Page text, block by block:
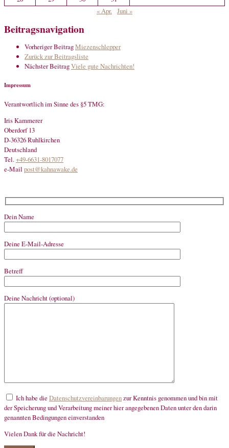
« Apr. Juni »
Beitragsnavigation
Vorheriger BeitragMiezenschlepper
Zurück zur Beitragsliste
Nächster BeitragViele gute Nachrichten!
Impressum
Verantwortlich im Sinne des §5 TMG:
Iris Kammerer
Oberdorf 13
D-36326 Ruhlkirchen
Deutschland
Tel.+49-6631-8017077
e-Mail post@kahnawake.de
Dein Name
Deine E-Mail-Adresse
Betreff
Deine Nachricht (optional)
Ich habe dieDatenschutzvereinbarungenzur Kenntnis genommen und bin mit
der Speicherung und Verarbeitung meiner hier angegebenen Daten unter den darin
genannten Bedingungen einverstanden
Vielen Dank für die Nachricht!
mandatory